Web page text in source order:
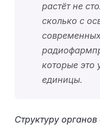
растёт не
сколько с
которые это
единицы.
Структуру